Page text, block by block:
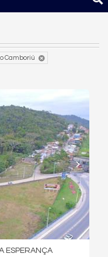
Camboriú
ESPERANÇA